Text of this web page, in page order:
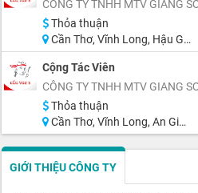
CÔNG TY TNHH MTV GIANG
Thỏa thuận
Cần Thơ, Vĩnh Long, Hậu Giang, Sóc Trăng
Cộng Tác Viên
CÔNG TY TNHH MTV GIANG
Thỏa thuận
Cần Thơ, Vĩnh Long, An Giang, Hậu Giang
GIỚI THIỆU CÔNG TY